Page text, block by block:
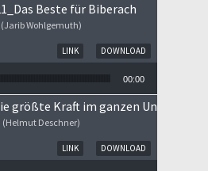
Beste für Biberach
(Jarib Wohlgemuth)
DOWNLOAD
LINK
00:00
größte Kraft im ganzen Universum
(Helmut Deschner)
DOWNLOAD
LINK